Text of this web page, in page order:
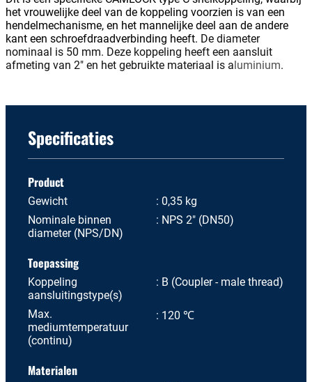
het vrouwelijke deel van de koppeling voorzien is van een
hendelmechanisme, en het mannelijke deel aan de andere
kant een schroefdraadverbinding heeft. De diameter
nominaal is 50 mm. Deze koppeling heeft een aansluit
afmeting van 2" en het gebruikte materiaal is a luminium.
Specificaties
Product
Gewicht
0,35 kg
Nominale binnen
diameter (NPS/DN)
NPS 2" (DN50)
Toepassing
Koppeling
aansluitingstype(s)
B (Coupler - male thread)
Max.
mediumtemperatuur
(continu)
120 ℃
Materialen